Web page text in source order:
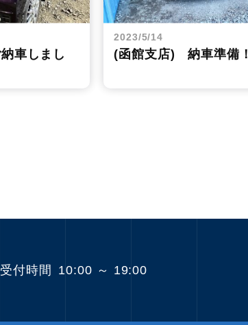
車しまし
2023/5/14
(函館支店) 納車準備！
受付時間 10:00 ～ 19:00